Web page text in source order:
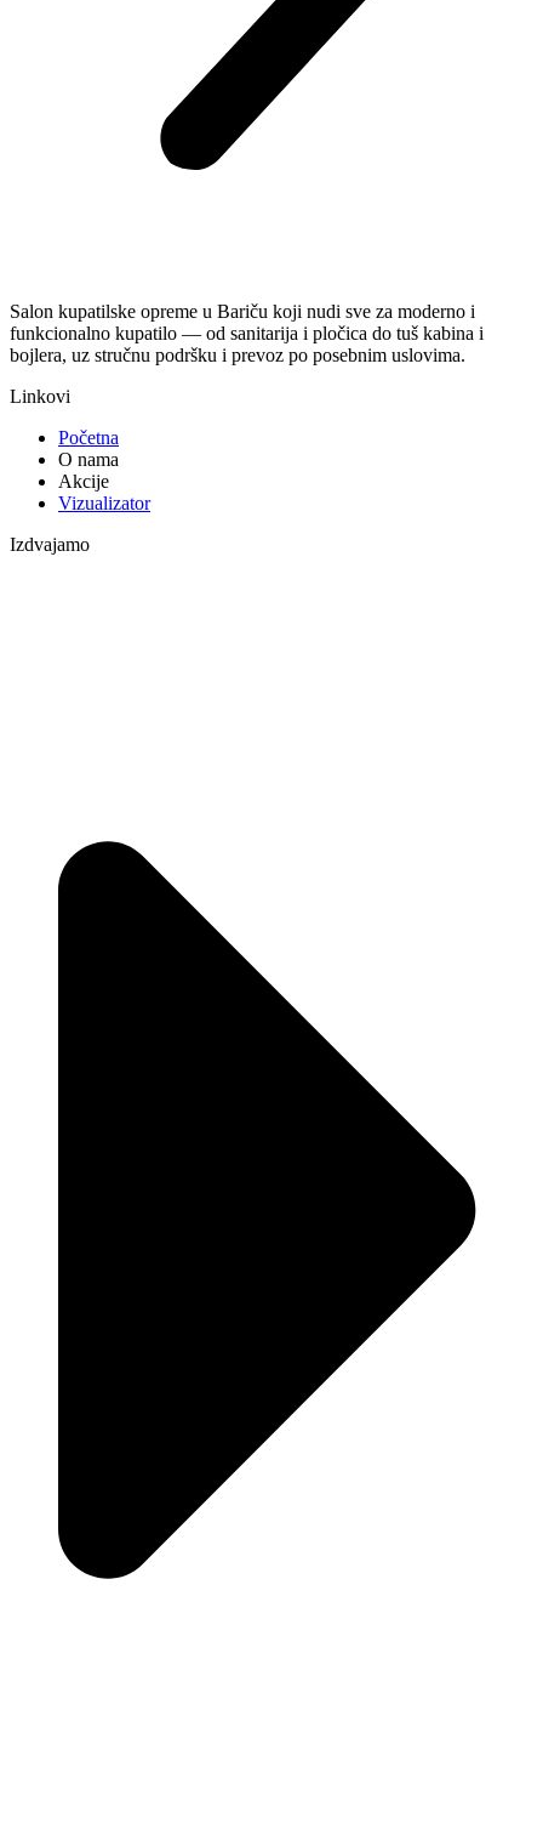
Salon kupatilske opreme u Bariču koji nudi sve za moderno i
funkcionalno kupatilo — od sanitarija i pločica do tuš kabina i
bojlera, uz stručnu podršku i prevoz po posebnim uslovima.
Linkovi
Početna
O nama
Akcije
Vizualizator
Izdvajamo